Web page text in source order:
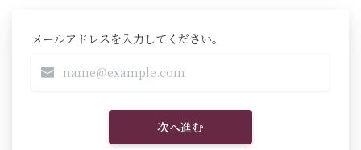
メールアドレスを入力してください。
次へ進む